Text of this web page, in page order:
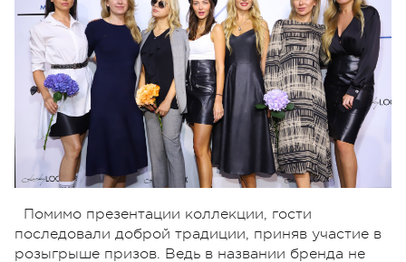
Помимо презентации коллекции, гости
последовали доброй традиции, приняв участие в
розыгрыше призов. Ведь в названии бренда не